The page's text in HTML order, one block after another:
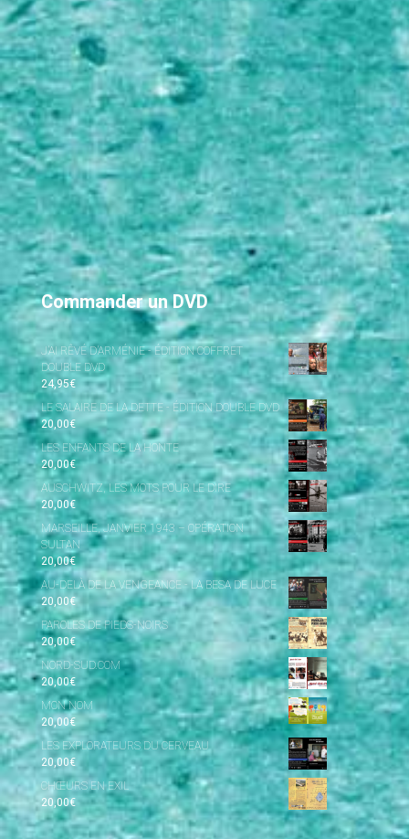
Commander un DVD
J’AI RÊVÉ D’ARMÉNIE - ÉDITION COFFRET
DOUBLE DVD
24,95€
LE SALAIRE DE LA DETTE - ÉDITION DOUBLE DVD
20,00€
LES ENFANTS DE LA HONTE
20,00€
AUSCHWITZ, LES MOTS POUR LE DIRE
20,00€
MARSEILLE, JANVIER 1943 – OPÉRATION
SULTAN
20,00€
AU-DELÀ DE LA VENGEANCE - LA BESA DE LUCE
20,00€
PAROLES DE PIEDS-NOIRS
20,00€
NORD-SUD.COM
20,00€
MON NOM
20,00€
LES EXPLORATEURS DU CERVEAU
20,00€
CHŒURS EN EXIL
20,00€